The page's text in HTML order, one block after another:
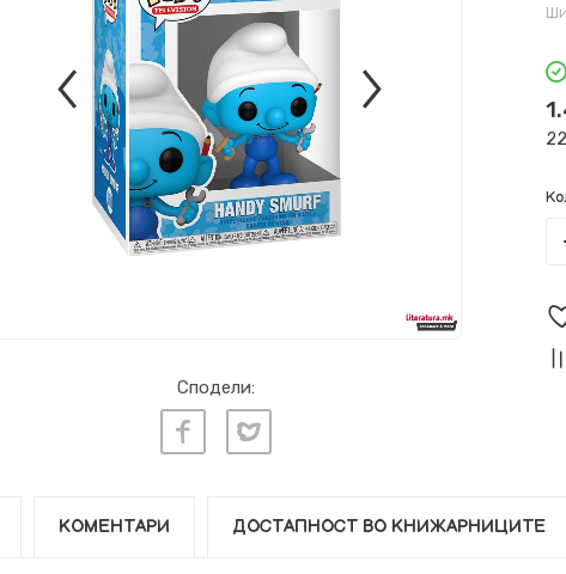
Сподели:
КОМЕНТАРИ ДОСТАПНОСТ ВО КНИЖАРНИЦИТЕ